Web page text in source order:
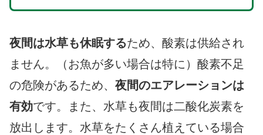
夜間は水草も休眠するため、酸素は供給され
ません。（お魚が多い場合は特に）酸素不足
の危険があるため、 夜間のエアレーションは
有効です。また、水草も夜間は二酸化炭素を
放出します。水草をたくさん植えている場合